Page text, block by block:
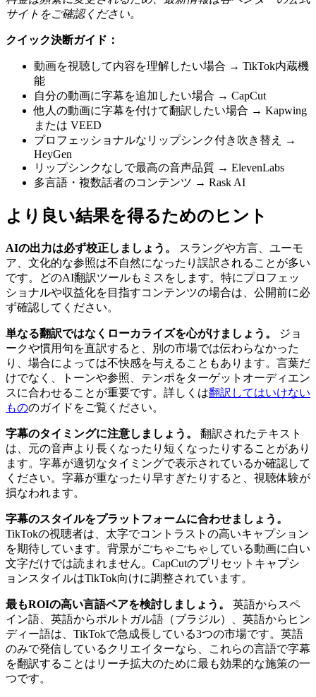
サイトをご確認ください。
クイック決断ガイド：
動画を視聴して内容を理解したい場合 → TikTok内蔵機
能
自分の動画に字幕を追加したい場合 → CapCut
他人の動画に字幕を付けて翻訳したい場合 → Kapwing
または VEED
プロフェッショナルなリップシンク付き吹き替え →
HeyGen
リップシンクなしで最高の音声品質 → ElevenLabs
多言語・複数話者のコンテンツ → Rask AI
より良い結果を得るためのヒント
AIの出力は必ず校正しましょう。
スラングや方言、ユーモ
ア、文化的な参照は不自然になったり誤訳されることが多い
です。どのAI翻訳ツールもミスをします。特にプロフェッ
ショナルや収益化を目指すコンテンツの場合は、公開前に必
ず確認してください。
単なる翻訳ではなくローカライズを心がけましょう。
ジョ
ークや慣用句を直訳すると、別の市場では伝わらなかった
り、場合によっては不快感を与えることもあります。言葉だ
けでなく、トーンや参照、テンポをターゲットオーディエン
スに合わせることが重要です。詳しくは翻訳してはいけない
もののガイドをご覧ください。
字幕のタイミングに注意しましょう。
翻訳されたテキスト
は、元の音声より長くなったり短くなったりすることがあり
ます。字幕が適切なタイミングで表示されているか確認して
ください。字幕が重なったり早すぎたりすると、視聴体験が
損なわれます。
字幕のスタイルをプラットフォームに合わせましょう。
TikTokの視聴者は、太字でコントラストの高いキャプション
を期待しています。背景がごちゃごちゃしている動画に白い
文字だけでは読まれません。CapCutのプリセットキャプシ
ョンスタイルはTikTok向けに調整されています。
最もROIの高い言語ペアを検討しましょう。
英語からスペ
イン語、英語からポルトガル語（ブラジル）、英語からヒン
ディー語は、TikTokで急成長している3つの市場です。英語
のみで発信しているクリエイターなら、これらの言語で字幕
を翻訳することはリーチ拡大のために最も効果的な施策の一
つです。